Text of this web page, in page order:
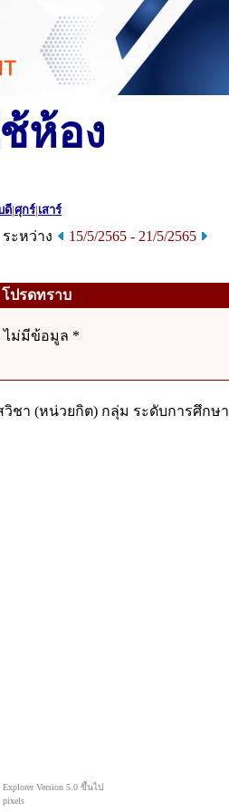
ห้อง
ดี|ศุกร์|เสาร์
ระหว่าง 15/5/2565 - 21/5/2565
โปรดทราบ
ไม่มีข้อมูล *
ชา (หน่วยกิต) กลุ่ม ระดับการศึกษา
Version 5.0 ขึ้นไป